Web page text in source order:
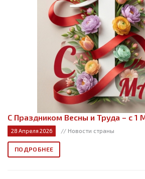
С Праздником Весны и Труда – с 1
28 Апреля 2026 // Новости страны
ПОДРОБНЕЕ